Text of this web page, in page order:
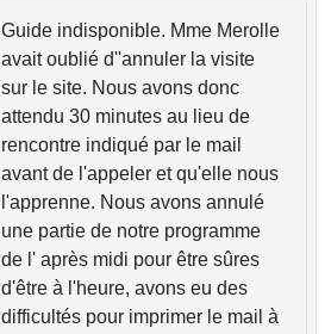
Guide indisponible. Mme Merolle
avait oublié d''annuler la visite
sur le site. Nous avons donc
attendu 30 minutes au lieu de
rencontre indiqué par le mail
avant de l'appeler et qu'elle nous
l'apprenne. Nous avons annulé
une partie de notre programme
de l' après midi pour être sûres
d'être à l'heure, avons eu des
difficultés pour imprimer le mail à